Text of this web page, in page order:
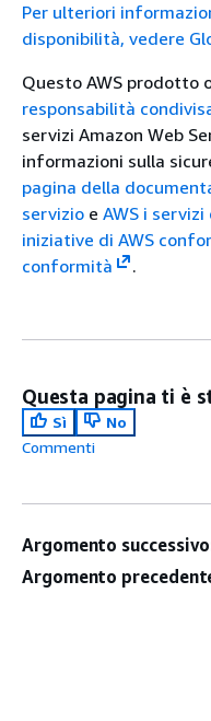
Per ulteriori
disponibilità, vedere
Questo AWS prodotto
responsabilità
servizi Amazon Web
informazioni sulla
pagina della
servizio e AWS i
iniziative di AWS
conformità
.
Questa pagina ti è
Sì
No
Commenti
Argomento
Argomento